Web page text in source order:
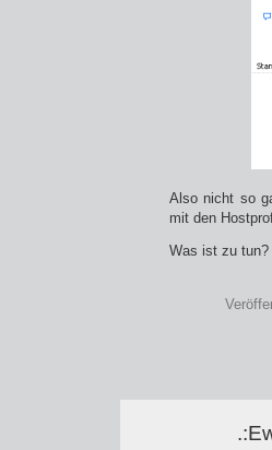
Also nicht so
mit den
Was ist zu tun?